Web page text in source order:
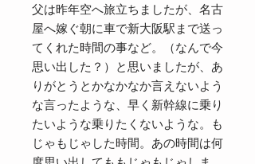
父は昨年空へ旅立ちましたが、名古
屋へ嫁ぐ朝に車で新大阪駅まで送っ
てくれた時間の事など。（なんで今
思い出した？）と思いましたが、あ
りがとうとかなかなか言えないよう
な言ったような、早く新幹線に乗り
たいような乗りたくないような。も
じゃもじゃした時間。あの時間は何